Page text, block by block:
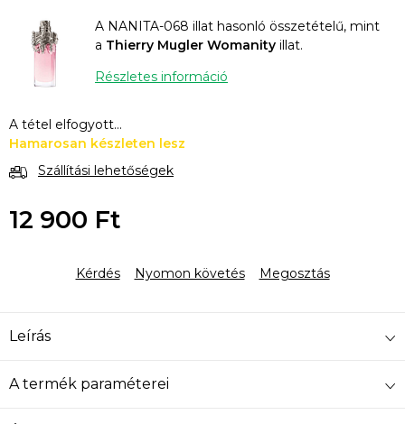
A NANITA-068 illat hasonló összetételű, mint
a Thierry Mugler Womanity illat.
Részletes információ
A tétel elfogyott…
Hamarosan készleten lesz
Szállítási lehetőségek
12 900 Ft
Kérdés
Nyomon követés Megosztás
Leírás
A termék paraméterei